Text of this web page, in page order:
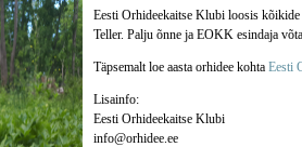
Eesti Orhideekaitse Klubi loosis kõikide
Teller. Palju õnne ja EOKK esindaja
Täpsemalt loe aasta orhidee kohtaEesti
Lisainfo:
Eesti Orhideekaitse Klubi
info@orhidee.ee